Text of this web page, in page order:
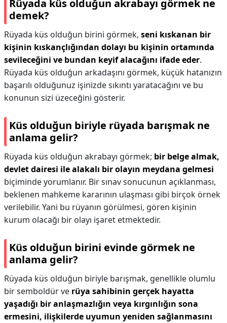
Rüyada küs olduğun akrabayı görmek ne
demek?
Rüyada küs olduğun birini görmek, seni kıskanan bir
kişinin kıskançlığından dolayı bu kişinin ortamında
sevileceğini ve bundan keyif alacağını ifade eder.
Rüyada küs olduğun arkadaşını görmek, küçük hatanızın
başarılı olduğunuz işinizde sıkıntı yaratacağını ve bu
konunun sizi üzeceğini gösterir.
Küs olduğun biriyle rüyada barışmak ne
anlama gelir?
Rüyada küs olduğun akrabayı görmek; bir belge almak,
devlet dairesi ile alakalı bir olayın meydana gelmesi
biçiminde yorumlanır. Bir sınav sonucunun açıklanması,
beklenen mahkeme kararının ulaşması gibi birçok örnek
verilebilir. Yani bu rüyanın görülmesi, gören kişinin
kurum olacağı bir olayı işaret etmektedir.
Küs olduğun birini evinde görmek ne
anlama gelir?
Rüyada küs olduğun biriyle barışmak, genellikle olumlu
bir semboldür ve rüya sahibinin gerçek hayatta
yaşadığı bir anlaşmazlığın veya kırgınlığın sona
ermesini, ilişkilerde uyumun yeniden sağlanmasını